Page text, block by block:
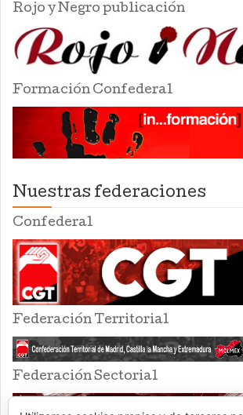
Rojo y Negro publicación
Formación Confederal
Nuestras federaciones
Confederal
Federación Territorial
Federación Sectorial